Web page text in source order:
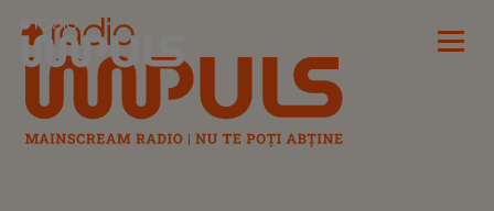
Radio Impuls